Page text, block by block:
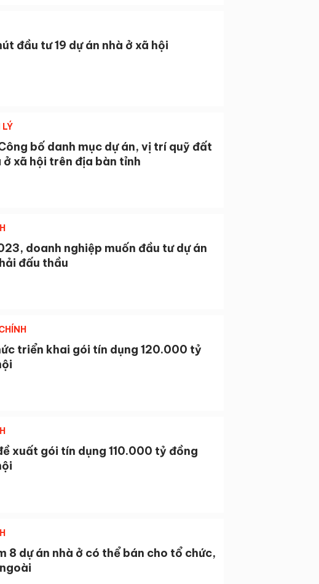
đầu tư 19 dự án nhà ở xã hội
LÝ
bố danh mục dự án, vị trí quỹ đất
xã hội trên địa bàn tỉnh
doanh nghiệp muốn đầu tư dự án
đấu thầu
triển khai gói tín dụng 120.000 tỷ
xuất gói tín dụng 110.000 tỷ đồng
8 dự án nhà ở có thể bán cho tổ chức,